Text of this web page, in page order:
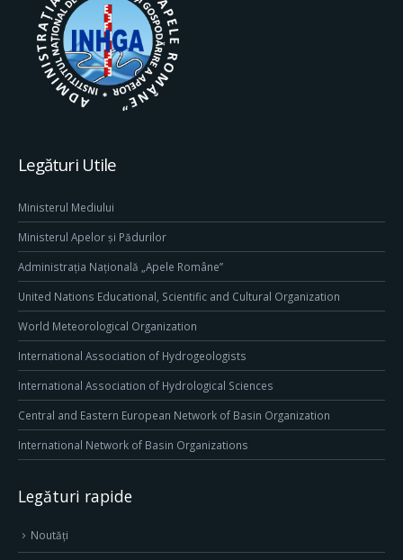
Legături Utile
Ministerul Mediului
Ministerul Apelor și Pădurilor
Administrația Națională „Apele Române”
United Nations Educational, Scientific and Cultural Organization
World Meteorological Organization
International Association of Hydrogeologists
International Association of Hydrological Sciences
Central and Eastern European Network of Basin Organization
International Network of Basin Organizations
Legături rapide
Noutăți